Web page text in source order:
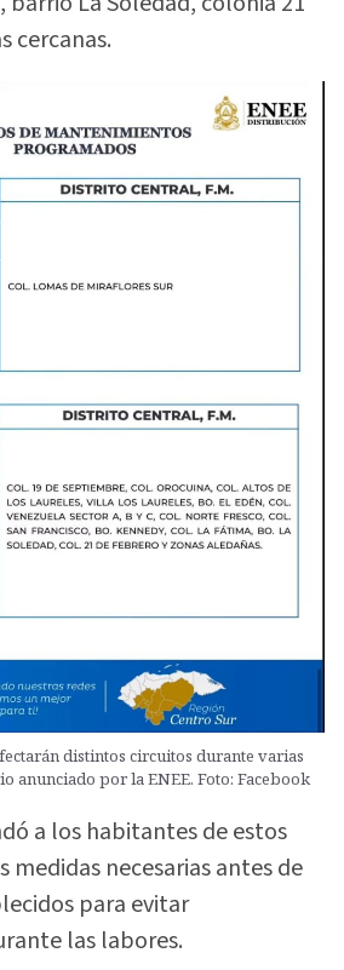
cercanas.
distintos circuitos durante varias
anunciado por la ENEE. Foto: Facebook
a los habitantes de estos
medidas necesarias antes de
para evitar
las labores.